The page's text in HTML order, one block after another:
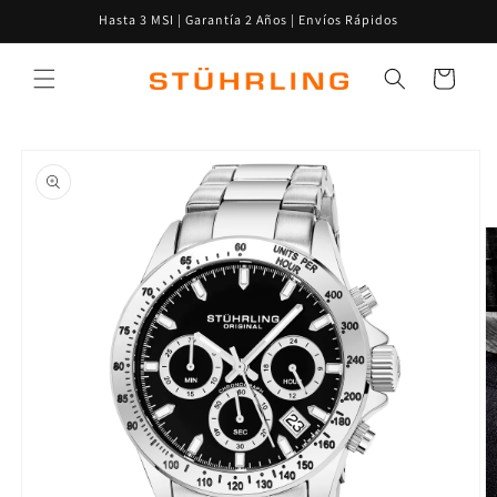
directamente
al contenido
Hasta 3 MSI | Garantía 2 Años | Envíos Rápidos
Carrito
a la
información